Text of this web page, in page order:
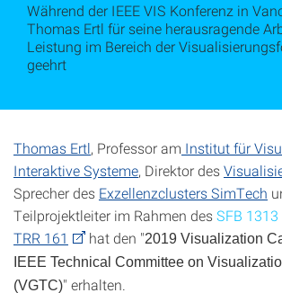
Während der IEEE VIS Konferenz in
Thomas Ertl für seine herausragende
Leistung im Bereich der
geehrt
Thomas Ertl, Professor am Institut für
Interaktive Systeme, Direktor des
Sprecher des Exzellenzclusters SimTech
Teilprojektleiter im Rahmen desSFB 1313
TRR 161
hat den "2019 Visualization
IEEE Technical Committee on
(VGTC)" erhalten.